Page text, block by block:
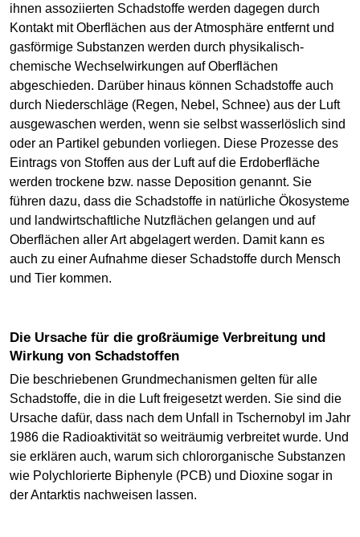
ihnen assoziierten Schadstoffe werden dagegen durch
Kontakt mit Oberflächen aus der Atmosphäre entfernt und
gasförmige Substanzen werden durch physikalisch-
chemische Wechselwirkungen auf Oberflächen
abgeschieden. Darüber hinaus können Schadstoffe auch
durch Niederschläge (Regen, Nebel, Schnee) aus der Luft
ausgewaschen werden, wenn sie selbst wasserlöslich sind
oder an Partikel gebunden vorliegen. Diese Prozesse des
Eintrags von Stoffen aus der Luft auf die Erdoberfläche
werden trockene bzw. nasse Deposition genannt. Sie
führen dazu, dass die Schadstoffe in natürliche Ökosysteme
und landwirtschaftliche Nutzflächen gelangen und auf
Oberflächen aller Art abgelagert werden. Damit kann es
auch zu einer Aufnahme dieser Schadstoffe durch Mensch
und Tier kommen.
Die Ursache für die großräumige Verbreitung und
Wirkung von Schadstoffen
Die beschriebenen Grundmechanismen gelten für alle
Schadstoffe, die in die Luft freigesetzt werden. Sie sind die
Ursache dafür, dass nach dem Unfall in Tschernobyl im Jahr
1986 die Radioaktivität so weiträumig verbreitet wurde. Und
sie erklären auch, warum sich chlororganische Substanzen
wie Polychlorierte Biphenyle (PCB) und Dioxine sogar in
der Antarktis nachweisen lassen.